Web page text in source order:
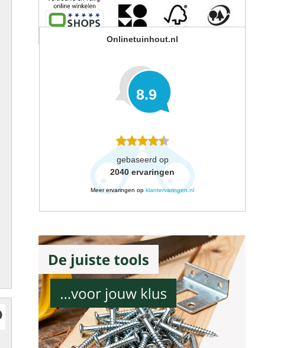
Onlinetuinhout.nl
8.9
gebaseerd op
2040 ervaringen
Meer ervaringen op klantervaringen.nl